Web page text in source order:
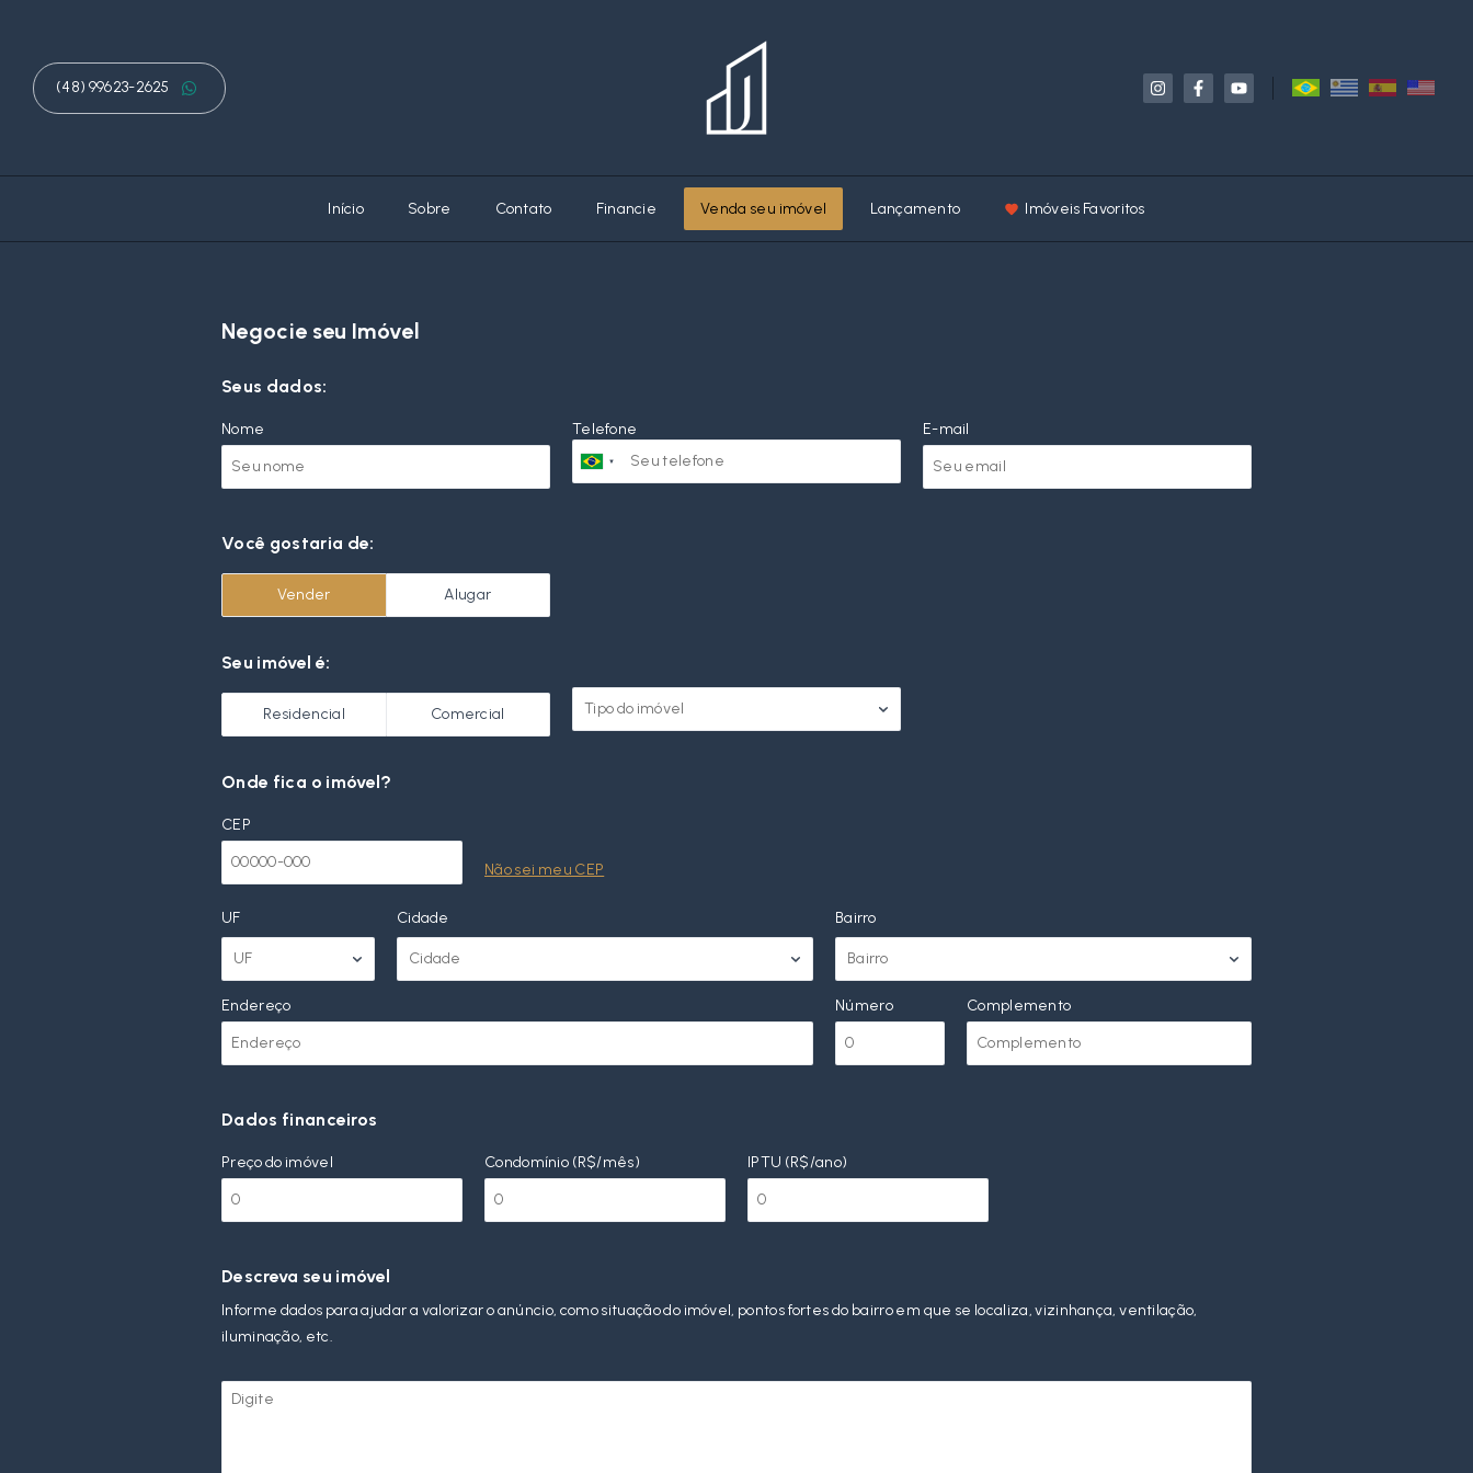
(48) 99623-2625
Início Sobre Contato Financie Venda seu imóvel Lançamento Imóveis Favoritos
Negocie seu Imóvel
Seus dados:
Nome Telefone E-mail
Você gostaria de:
Vender Alugar
Seu imóvel é:
Residencial Comercial Tipo do imóvel
Onde fica o imóvel?
CEP
Não sei meu CEP
UF
UF
Cidade
Cidade
Bairro
Bairro
Endereço Número Complemento
Dados financeiros
Preço do imóvel Condomínio (R$/mês) IPTU (R$/ano)
Descreva seu imóvel
Informe dados para ajudar a valorizar o anúncio, como situação do imóvel, pontos fortes do bairro em que se localiza, vizinhança, ventilação,
iluminação, etc.